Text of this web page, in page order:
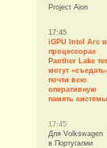
Project Aion
17:45
iGPU Intel Arc в
процессорах
Panther Lake
могут
почти всю
оперативную
память системы
17:45
Для Volkswagen
в Португалии